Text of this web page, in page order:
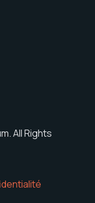
All Rights